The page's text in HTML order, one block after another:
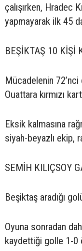
çalışırken, Hradec
yapmayarak ilk 45
BEŞİKTAŞ 10 KİŞİ
Mücadelenin
Ouattara kırmızı
Eksik kalmasına
siyah-beyazlı ekip,
SEMİH KILIÇSOY
Beşiktaş aradığı
Oyuna sonradan
kaydettiği golle 1-0